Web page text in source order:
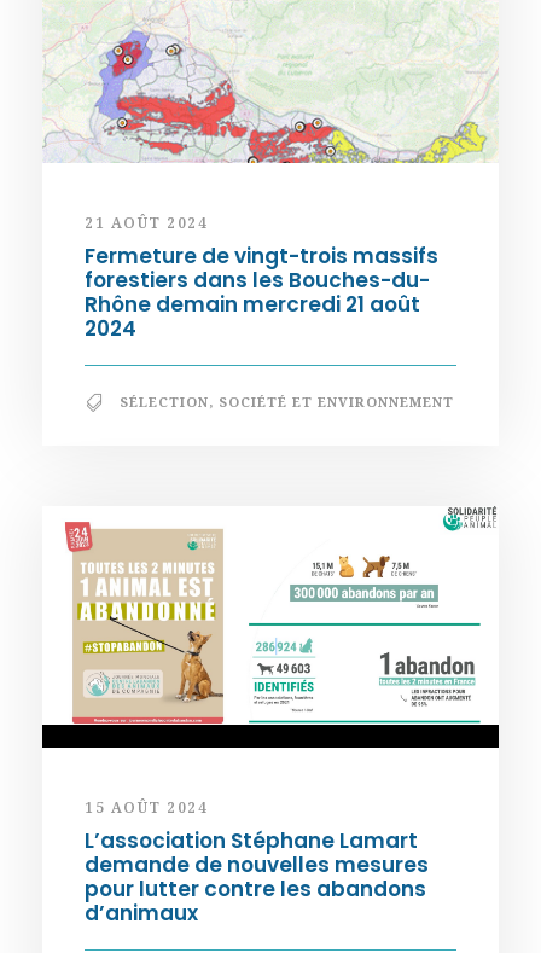
21 AOÛT 2024
Fermeture de vingt-trois massifs
forestiers dans les Bouches-du-
Rhône demain mercredi 21 août
2024
SÉLECTION, SOCIÉTÉ ET ENVIRONNEMENT
15 AOÛT 2024
L’association Stéphane Lamart
demande de nouvelles mesures
pour lutter contre les abandons
d’animaux